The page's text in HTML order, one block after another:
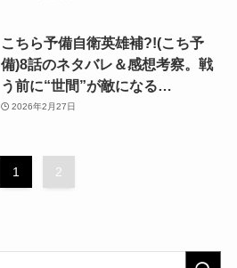
こちら予備自衛英雄補?!(こち予
備)8話のネタバレ＆感想考察。戦
う前に“世間”が敵になる…
2026年2月27日
1 2